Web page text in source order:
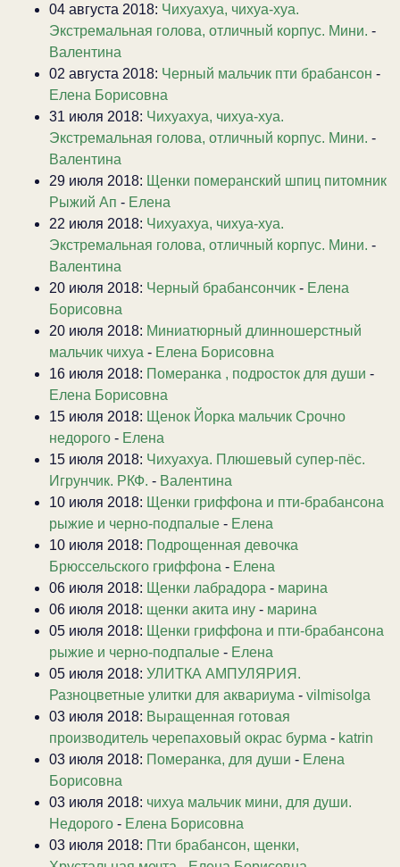
04 августа 2018: Чихуахуа, чихуа-хуа.
Экстремальная голова, отличный корпус. Мини. -
Валентина
02 августа 2018: Черный мальчик пти брабансон -
Елена Борисовна
31 июля 2018: Чихуахуа, чихуа-хуа.
Экстремальная голова, отличный корпус. Мини. -
Валентина
29 июля 2018: Щенки померанский шпиц питомник
Рыжий Ап - Елена
22 июля 2018: Чихуахуа, чихуа-хуа.
Экстремальная голова, отличный корпус. Мини. -
Валентина
20 июля 2018: Черный брабансончик - Елена
Борисовна
20 июля 2018: Миниатюрный длинношерстный
мальчик чихуа - Елена Борисовна
16 июля 2018: Померанка , подросток для души -
Елена Борисовна
15 июля 2018: Щенок Йорка мальчик Срочно
недорого - Елена
15 июля 2018: Чихуахуа. Плюшевый супер-пёс.
Игрунчик. РКФ. - Валентина
10 июля 2018: Щенки гриффона и пти-брабансона
рыжие и черно-подпалые - Елена
10 июля 2018: Подрощенная девочка
Брюссельского гриффона - Елена
06 июля 2018: Щенки лабрадора - марина
06 июля 2018: щенки акита ину - марина
05 июля 2018: Щенки гриффона и пти-брабансона
рыжие и черно-подпалые - Елена
05 июля 2018: УЛИТКА АМПУЛЯРИЯ.
Разноцветные улитки для аквариума - vilmisolga
03 июля 2018: Выращенная готовая
производитель черепаховый окрас бурма - katrin
03 июля 2018: Померанка, для души - Елена
Борисовна
03 июля 2018: чихуа мальчик мини, для души.
Недорого - Елена Борисовна
03 июля 2018: Пти брабансон, щенки,